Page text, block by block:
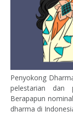
Penyokong
pelestarian dan
Berapapun
dharma di